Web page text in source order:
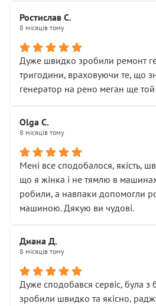
Хотілося б більше:
• належної уваги до авто
• прозорості в роботах і рахунках
• реальної діагностики, а не
“подивились і поїхав”
На жаль, складається враження,
Стосовно комунікації - все добре
звертатися до цього автосервісу.
Ростислав С.
8 місяців тому
Дуже швидко зробили ремонт
тригодини, враховуючи те, що
генератор на рено меган ще той
Olga С.
8 місяців тому
Мені все сподобалося, якість,
що я жінка і не тямлю в
робили, а навпаки допомогли
машиною. Дякую ви чудові.
Диана Д.
8 місяців тому
Дуже сподобався сервіс, була з
зробили швидко та якісно,